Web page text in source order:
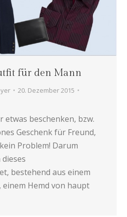
für den Mann
20. Dezember 2015
etwas beschenken, bzw.
Geschenk für Freund,
Problem! Darum
bestehend aus einem
einem Hemd von haupt